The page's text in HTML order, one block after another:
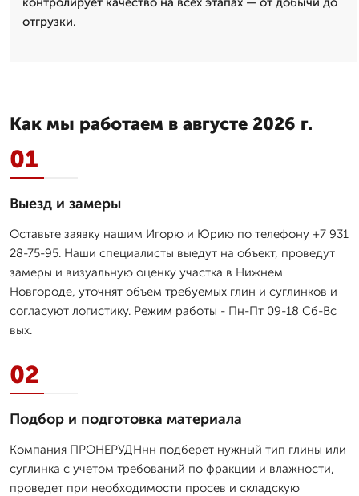
отгрузки.
Как мы работаем в августе 2026 г.
01
Выезд и замеры
Оставьте заявку нашим Игорю и Юрию по телефону +7 931
28-75-95. Наши специалисты выедут на объект, проведут
замеры и визуальную оценку участка в Нижнем
Новгороде, уточнят объем требуемых глин и суглинков и
согласуют логистику. Режим работы - Пн-Пт 09-18 Сб-Вс
вых.
02
Подбор и подготовка материала
Компания ПРОНЕРУДНнн подберет нужный тип глины или
суглинка с учетом требований по фракции и влажности,
проведет при необходимости просев и складскую